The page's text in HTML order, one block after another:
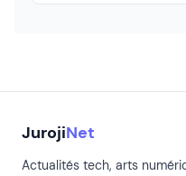
JurojiNet
Actualités tech, arts